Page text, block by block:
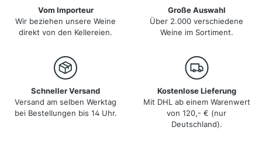
Vom Importeur
Wir beziehen unsere Weine
direkt von den Kellereien.
Große Auswahl
Über 2.000 verschiedene
Weine im Sortiment.
Schneller Versand
Versand am selben Werktag
bei Bestellungen bis 14 Uhr.
Kostenlose Lieferung
Mit DHL ab einem Warenwert
von 120,- € (nur
Deutschland).